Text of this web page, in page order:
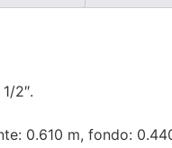
2″.
0.610 m, fondo: